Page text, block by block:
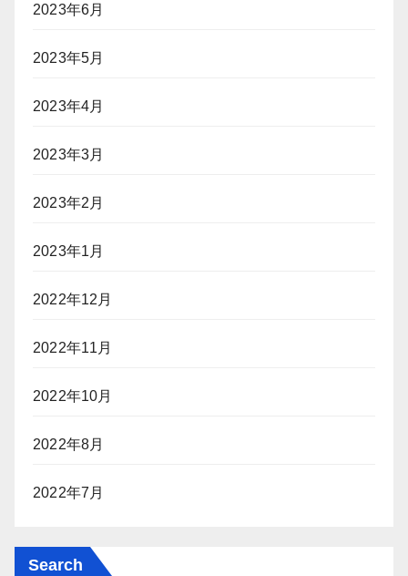
2023年6月
2023年5月
2023年4月
2023年3月
2023年2月
2023年1月
2022年12月
2022年11月
2022年10月
2022年8月
2022年7月
Search